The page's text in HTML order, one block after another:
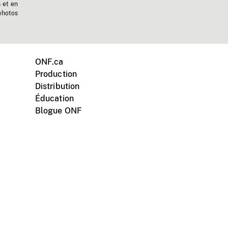
et en
ONF.ca
Production
Distribution
Éducation
Blogue ONF